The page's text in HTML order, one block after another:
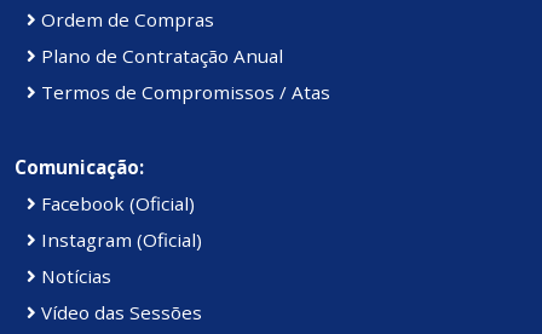
Ordem de Compras
Plano de Contratação Anual
Termos de Compromissos / Atas
Comunicação:
Facebook (Oficial)
Instagram (Oficial)
Notícias
Vídeo das Sessões